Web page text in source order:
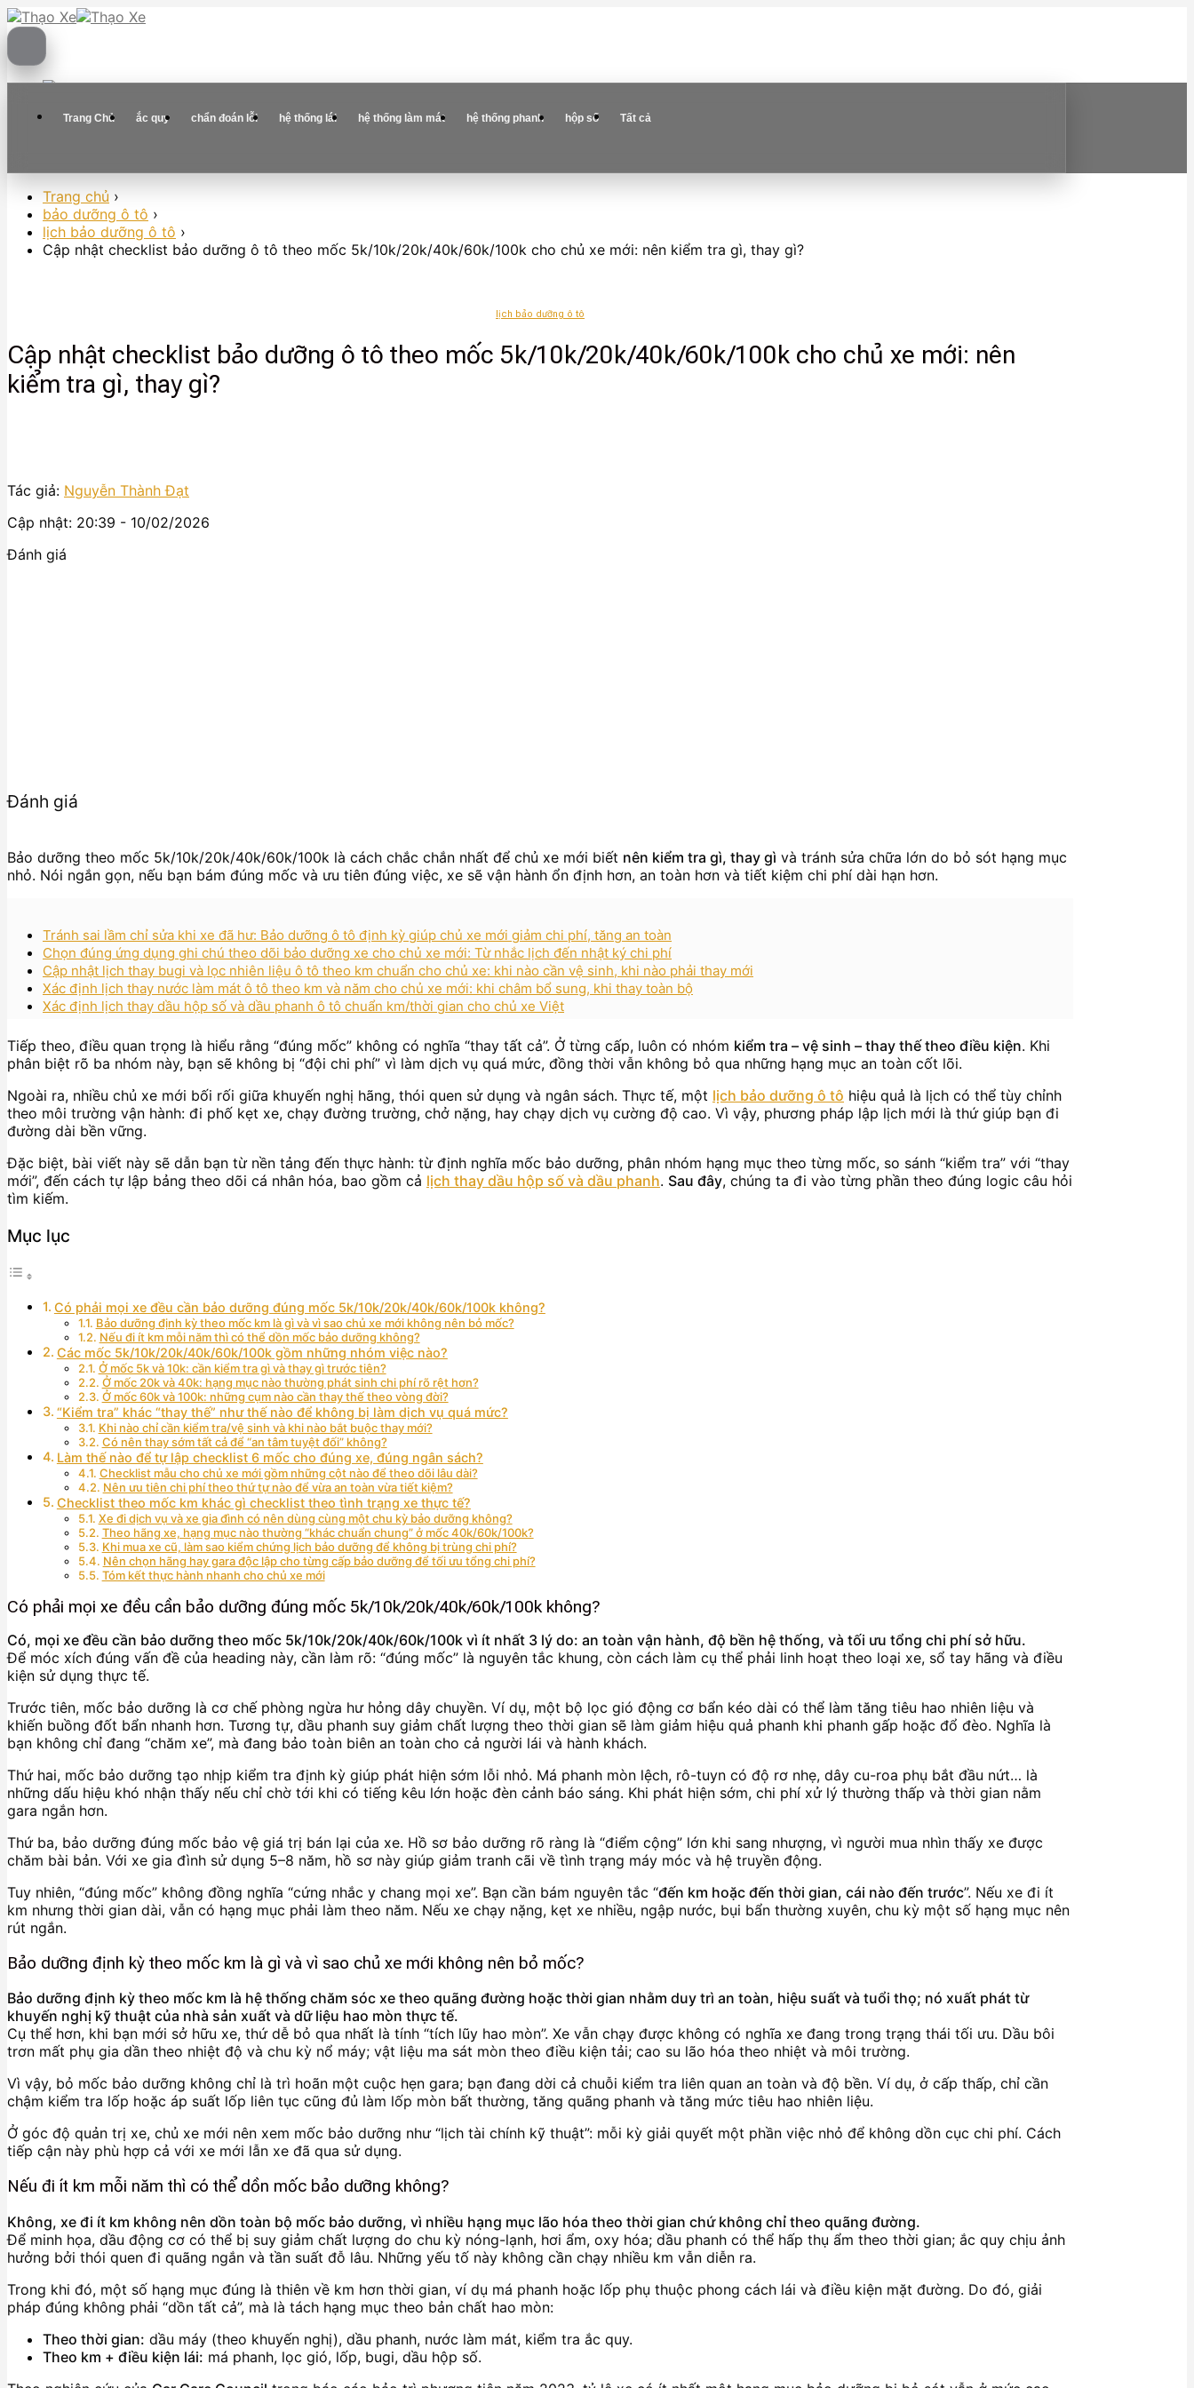
Skip
to
Trang Chủ ắc quy chẩn đoán lỗi hệ thống lái hệ thống làm mát hệ thống phanh hộp số Tất cả
Trang chủ ›
bảo dưỡng ô tô ›
lịch bảo dưỡng ô tô ›
Cập nhật checklist bảo dưỡng ô tô theo mốc 5k/10k/20k/40k/60k/100k cho chủ xe mới: nên kiểm tra gì, thay gì?
lịch bảo dưỡng ô tô
Cập nhật checklist bảo dưỡng ô tô theo mốc 5k/10k/20k/40k/60k/100k cho chủ xe mới: nên
kiểm tra gì, thay gì?
Tác giả: Nguyễn Thành Đạt
Cập nhật: 20:39 - 10/02/2026
Đánh giá
Đánh giá
Bảo dưỡng theo mốc 5k/10k/20k/40k/60k/100k là cách chắc chắn nhất để chủ xe mới biết nên kiểm tra gì, thay gì và tránh sửa chữa lớn do bỏ sót hạng mục
nhỏ. Nói ngắn gọn, nếu bạn bám đúng mốc và ưu tiên đúng việc, xe sẽ vận hành ổn định hơn, an toàn hơn và tiết kiệm chi phí dài hạn hơn.
Tránh sai lầm chỉ sửa khi xe đã hư: Bảo dưỡng ô tô định kỳ giúp chủ xe mới giảm chi phí, tăng an toàn
Chọn đúng ứng dụng ghi chú theo dõi bảo dưỡng xe cho chủ xe mới: Từ nhắc lịch đến nhật ký chi phí
Cập nhật lịch thay bugi và lọc nhiên liệu ô tô theo km chuẩn cho chủ xe: khi nào cần vệ sinh, khi nào phải thay mới
Xác định lịch thay nước làm mát ô tô theo km và năm cho chủ xe mới: khi châm bổ sung, khi thay toàn bộ
Xác định lịch thay dầu hộp số và dầu phanh ô tô chuẩn km/thời gian cho chủ xe Việt
Tiếp theo, điều quan trọng là hiểu rằng “đúng mốc” không có nghĩa “thay tất cả”. Ở từng cấp, luôn có nhóm kiểm tra – vệ sinh – thay thế theo điều kiện. Khi
phân biệt rõ ba nhóm này, bạn sẽ không bị “đội chi phí” vì làm dịch vụ quá mức, đồng thời vẫn không bỏ qua những hạng mục an toàn cốt lõi.
Ngoài ra, nhiều chủ xe mới bối rối giữa khuyến nghị hãng, thói quen sử dụng và ngân sách. Thực tế, một lịch bảo dưỡng ô tô hiệu quả là lịch có thể tùy chỉnh
theo môi trường vận hành: đi phố kẹt xe, chạy đường trường, chở nặng, hay chạy dịch vụ cường độ cao. Vì vậy, phương pháp lập lịch mới là thứ giúp bạn đi
đường dài bền vững.
Đặc biệt, bài viết này sẽ dẫn bạn từ nền tảng đến thực hành: từ định nghĩa mốc bảo dưỡng, phân nhóm hạng mục theo từng mốc, so sánh “kiểm tra” với “thay
mới”, đến cách tự lập bảng theo dõi cá nhân hóa, bao gồm cả lịch thay dầu hộp số và dầu phanh. Sau đây, chúng ta đi vào từng phần theo đúng logic câu hỏi
tìm kiếm.
Mục lục
Có phải mọi xe đều cần bảo dưỡng đúng mốc 5k/10k/20k/40k/60k/100k không?
Bảo dưỡng định kỳ theo mốc km là gì và vì sao chủ xe mới không nên bỏ mốc?
Nếu đi ít km mỗi năm thì có thể dồn mốc bảo dưỡng không?
Các mốc 5k/10k/20k/40k/60k/100k gồm những nhóm việc nào?
Ở mốc 5k và 10k: cần kiểm tra gì và thay gì trước tiên?
Ở mốc 20k và 40k: hạng mục nào thường phát sinh chi phí rõ rệt hơn?
Ở mốc 60k và 100k: những cụm nào cần thay thế theo vòng đời?
“Kiểm tra” khác “thay thế” như thế nào để không bị làm dịch vụ quá mức?
Khi nào chỉ cần kiểm tra/vệ sinh và khi nào bắt buộc thay mới?
Có nên thay sớm tất cả để “an tâm tuyệt đối” không?
Làm thế nào để tự lập checklist 6 mốc cho đúng xe, đúng ngân sách?
Checklist mẫu cho chủ xe mới gồm những cột nào để theo dõi lâu dài?
Nên ưu tiên chi phí theo thứ tự nào để vừa an toàn vừa tiết kiệm?
Checklist theo mốc km khác gì checklist theo tình trạng xe thực tế?
Xe đi dịch vụ và xe gia đình có nên dùng cùng một chu kỳ bảo dưỡng không?
Theo hãng xe, hạng mục nào thường “khác chuẩn chung” ở mốc 40k/60k/100k?
Khi mua xe cũ, làm sao kiểm chứng lịch bảo dưỡng để không bị trùng chi phí?
Nên chọn hãng hay gara độc lập cho từng cấp bảo dưỡng để tối ưu tổng chi phí?
Tóm kết thực hành nhanh cho chủ xe mới
Có phải mọi xe đều cần bảo dưỡng đúng mốc 5k/10k/20k/40k/60k/100k không?
Có, mọi xe đều cần bảo dưỡng theo mốc 5k/10k/20k/40k/60k/100k vì ít nhất 3 lý do: an toàn vận hành, độ bền hệ thống, và tối ưu tổng chi phí sở hữu.
Để móc xích đúng vấn đề của heading này, cần làm rõ: “đúng mốc” là nguyên tắc khung, còn cách làm cụ thể phải linh hoạt theo loại xe, sổ tay hãng và điều
kiện sử dụng thực tế.
Trước tiên, mốc bảo dưỡng là cơ chế phòng ngừa hư hỏng dây chuyền. Ví dụ, một bộ lọc gió động cơ bẩn kéo dài có thể làm tăng tiêu hao nhiên liệu và
khiến buồng đốt bẩn nhanh hơn. Tương tự, dầu phanh suy giảm chất lượng theo thời gian sẽ làm giảm hiệu quả phanh khi phanh gấp hoặc đổ đèo. Nghĩa là
bạn không chỉ đang “chăm xe”, mà đang bảo toàn biên an toàn cho cả người lái và hành khách.
Thứ hai, mốc bảo dưỡng tạo nhịp kiểm tra định kỳ giúp phát hiện sớm lỗi nhỏ. Má phanh mòn lệch, rô-tuyn có độ rơ nhẹ, dây cu-roa phụ bắt đầu nứt… là
những dấu hiệu khó nhận thấy nếu chỉ chờ tới khi có tiếng kêu lớn hoặc đèn cảnh báo sáng. Khi phát hiện sớm, chi phí xử lý thường thấp và thời gian nằm
gara ngắn hơn.
Thứ ba, bảo dưỡng đúng mốc bảo vệ giá trị bán lại của xe. Hồ sơ bảo dưỡng rõ ràng là “điểm cộng” lớn khi sang nhượng, vì người mua nhìn thấy xe được
chăm bài bản. Với xe gia đình sử dụng 5–8 năm, hồ sơ này giúp giảm tranh cãi về tình trạng máy móc và hệ truyền động.
Tuy nhiên, “đúng mốc” không đồng nghĩa “cứng nhắc y chang mọi xe”. Bạn cần bám nguyên tắc “đến km hoặc đến thời gian, cái nào đến trước”. Nếu xe đi ít
km nhưng thời gian dài, vẫn có hạng mục phải làm theo năm. Nếu xe chạy nặng, kẹt xe nhiều, ngập nước, bụi bẩn thường xuyên, chu kỳ một số hạng mục nên
rút ngắn.
Bảo dưỡng định kỳ theo mốc km là gì và vì sao chủ xe mới không nên bỏ mốc?
Bảo dưỡng định kỳ theo mốc km là hệ thống chăm sóc xe theo quãng đường hoặc thời gian nhằm duy trì an toàn, hiệu suất và tuổi thọ; nó xuất phát từ
khuyến nghị kỹ thuật của nhà sản xuất và dữ liệu hao mòn thực tế.
Cụ thể hơn, khi bạn mới sở hữu xe, thứ dễ bỏ qua nhất là tính “tích lũy hao mòn”. Xe vẫn chạy được không có nghĩa xe đang trong trạng thái tối ưu. Dầu bôi
trơn mất phụ gia dần theo nhiệt độ và chu kỳ nổ máy; vật liệu ma sát mòn theo điều kiện tải; cao su lão hóa theo nhiệt và môi trường.
Vì vậy, bỏ mốc bảo dưỡng không chỉ là trì hoãn một cuộc hẹn gara; bạn đang dời cả chuỗi kiểm tra liên quan an toàn và độ bền. Ví dụ, ở cấp thấp, chỉ cần
chậm kiểm tra lốp hoặc áp suất lốp liên tục cũng đủ làm lốp mòn bất thường, tăng quãng phanh và tăng mức tiêu hao nhiên liệu.
Ở góc độ quản trị xe, chủ xe mới nên xem mốc bảo dưỡng như “lịch tài chính kỹ thuật”: mỗi kỳ giải quyết một phần việc nhỏ để không dồn cục chi phí. Cách
tiếp cận này phù hợp cả với xe mới lẫn xe đã qua sử dụng.
Nếu đi ít km mỗi năm thì có thể dồn mốc bảo dưỡng không?
Không, xe đi ít km không nên dồn toàn bộ mốc bảo dưỡng, vì nhiều hạng mục lão hóa theo thời gian chứ không chỉ theo quãng đường.
Để minh họa, dầu động cơ có thể bị suy giảm chất lượng do chu kỳ nóng-lạnh, hơi ẩm, oxy hóa; dầu phanh có thể hấp thụ ẩm theo thời gian; ắc quy chịu ảnh
hưởng bởi thói quen đi quãng ngắn và tần suất đỗ lâu. Những yếu tố này không cần chạy nhiều km vẫn diễn ra.
Trong khi đó, một số hạng mục đúng là thiên về km hơn thời gian, ví dụ má phanh hoặc lốp phụ thuộc phong cách lái và điều kiện mặt đường. Do đó, giải
pháp đúng không phải “dồn tất cả”, mà là tách hạng mục theo bản chất hao mòn:
Theo thời gian: dầu máy (theo khuyến nghị), dầu phanh, nước làm mát, kiểm tra ắc quy.
Theo km + điều kiện lái: má phanh, lọc gió, lốp, bugi, dầu hộp số.